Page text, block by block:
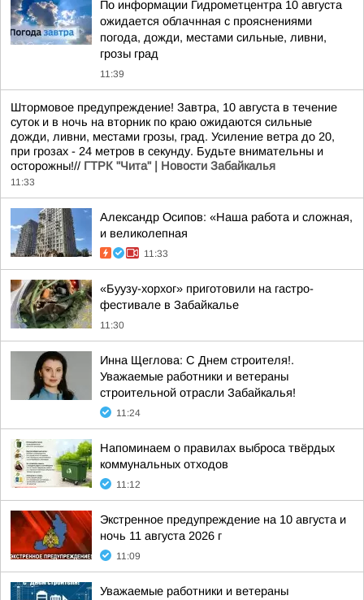
По информации Гидрометцентра 10 августа
ожидается облачнная с прояснениями
погода, дожди, местами сильные, ливни,
грозы град
11:39
Штормовое предупреждение! Завтра, 10 августа в течение
суток и в ночь на вторник по краю ожидаются сильные
дожди, ливни, местами грозы, град. Усиление ветра до 20,
при грозах - 24 метров в секунду. Будьте внимательны и
осторожны!// ГТРК "Чита" | Новости Забайкалья
11:33
Александр Осипов: «Наша работа и сложная,
и великолепная
11:33
«Буузу-хорхог» приготовили на гастро-
фестивале в Забайкалье
11:30
Инна Щеглова: С Днем строителя!.
Уважаемые работники и ветераны
строительной отрасли Забайкалья!
11:24
Напоминаем о правилах выброса твёрдых
коммунальных отходов
11:12
Экстренное предупреждение на 10 августа и
ночь 11 августа 2026 г
11:09
Уважаемые работники и ветераны